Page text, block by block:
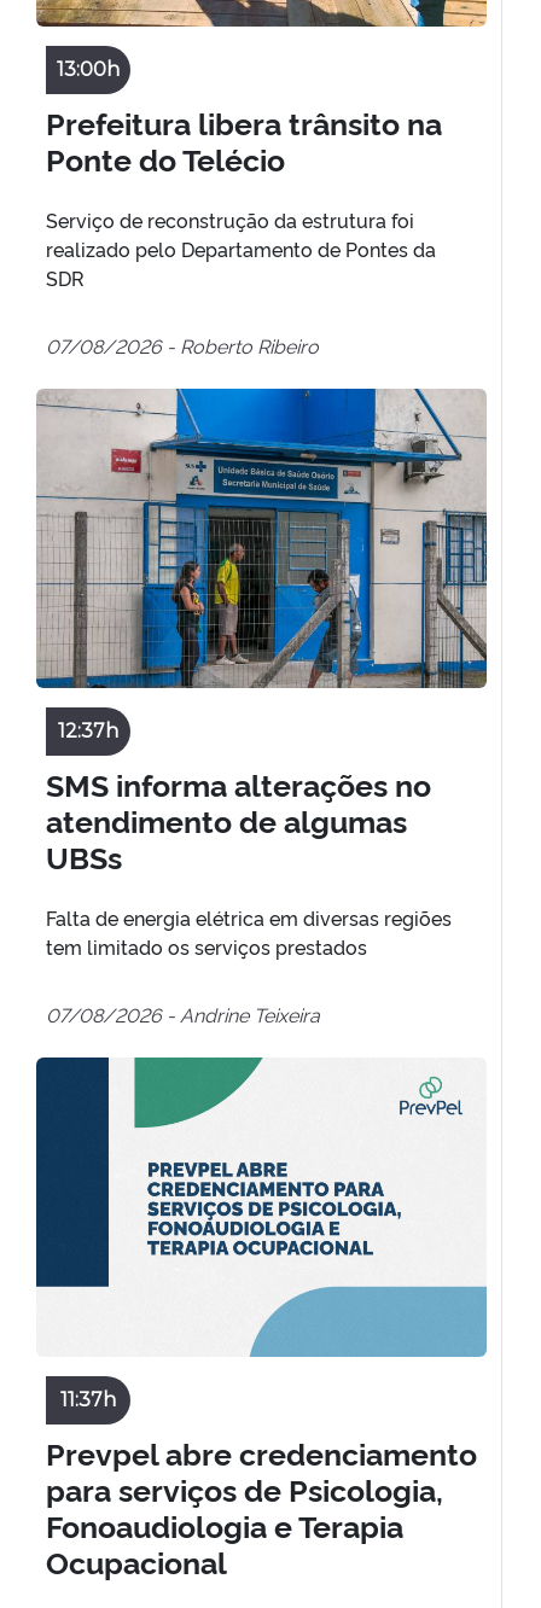
13:00h
Prefeitura libera trânsito na
Ponte do Telécio
Serviço de reconstrução da estrutura foi
realizado pelo Departamento de Pontes da
SDR
07/08/2026 - Roberto Ribeiro
12:37h
SMS informa alterações no
atendimento de algumas
UBSs
Falta de energia elétrica em diversas regiões
tem limitado os serviços prestados
07/08/2026 - Andrine Teixeira
11:37h
Prevpel abre credenciamento
para serviços de Psicologia,
Fonoaudiologia e Terapia
Ocupacional